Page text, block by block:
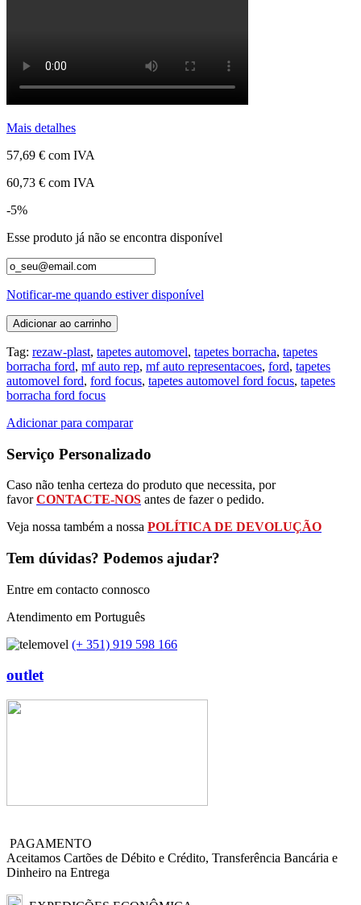
Mais detalhes
57,69 € com IVA
60,73 € com IVA
-5%
Esse produto já não se encontra disponível
Notificar-me quando estiver disponível
Adicionar ao carrinho
Tag: rezaw-plast, tapetes automovel, tapetes borracha, tapetes
borracha ford, mf auto rep, mf auto representacoes, ford, tapetes
automovel ford, ford focus, tapetes automovel ford focus, tapetes
borracha ford focus
Adicionar para comparar
Serviço Personalizado
Caso não tenha certeza do produto que necessita, por
favorCONTACTE-NOS antes de fazer o pedido.
Veja nossa também a nossa POLÍTICA DE DEVOLUÇÃO
Tem dúvidas? Podemos ajudar?
Entre em contacto connosco
Atendimento em Português
(+ 351) 919 598 166
outlet
PAGAMENTO
Aceitamos Cartões de Débito e Crédito, Transferência Bancária e
Dinheiro na Entrega